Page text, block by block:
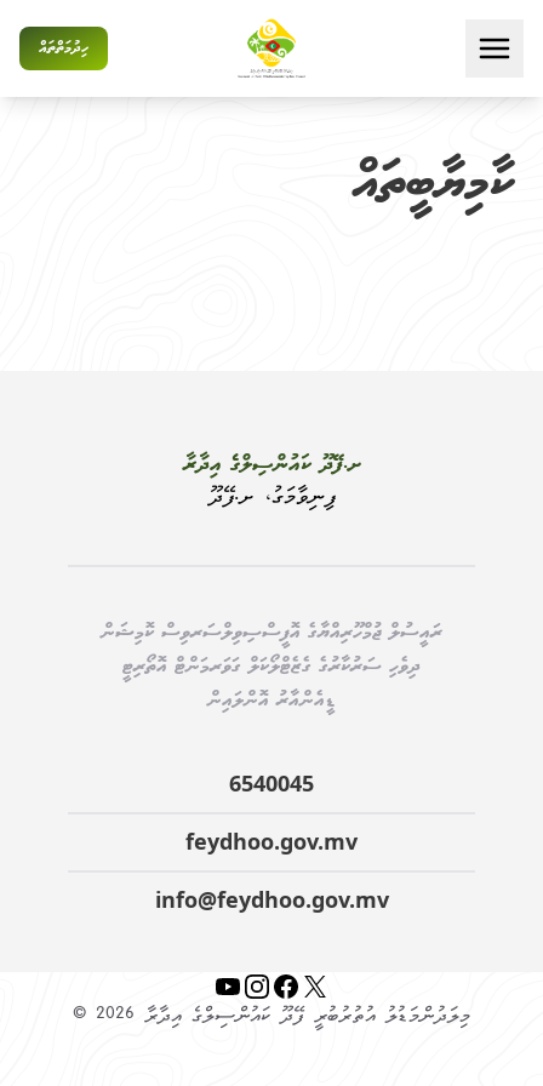
ހިދުމަތްތައް
ކާމިޔާބީތައް
ށ.ފޭދޫ ކައުންސިލްގެ އިދާރާ
ފިނިވާމަގު، ށ.ފޭދޫ
ރައީސުލް ޖުމްހޫރިއްޔާގެ އޮފީސްސިވިލްސަރވިސް ކޮމިޝަން
ދިވެހި ސަރުކާރުގެ ގެޒެޓްލޯކަލް ގަވަރމަންޓް އޮތޯރިޓީ
ޑީއެންއާރު އޮންލައިން
6540045
feydhoo.gov.mv
info@feydhoo.gov.mv
X
Facebook
Instagram
YouTube
© 2026 މިލަދުންމަޑުލު އުތުރުބުރީ ފޭދޫ ކައުންސިލްގެ އިދާރާ